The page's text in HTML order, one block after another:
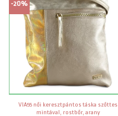
-20%
VIA55 női keresztpántos táska szőttes
mintával, rostbőr, arany